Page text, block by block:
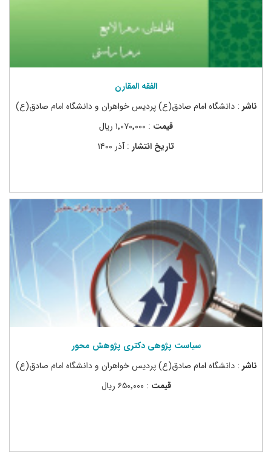
الفقه المقارن
ناشر : دانشگاه امام صادق(ع) پردیس خواهران و دانشگاه امام صادق(ع)
قیمت : ۱٬۰۷۰٬۰۰۰ ریال
تاریخ انتشار : آذر ۱۴۰۰
سیاست پژوهی دکتری پژوهش محور
ناشر : دانشگاه امام صادق(ع) پردیس خواهران و دانشگاه امام صادق(ع)
قیمت : ۶۵۰٬۰۰۰ ریال